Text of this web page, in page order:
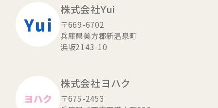
株式会社Yui
〒669-6702
兵庫県美方郡新温泉町
浜坂2143-10
株式会社ヨハク
〒675-2453